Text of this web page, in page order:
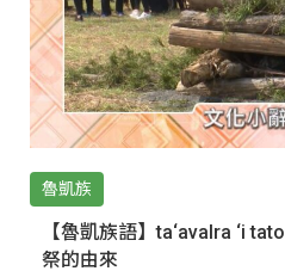
魯凱族
【魯凱族語】ta‘avalra ‘i
祭的由來